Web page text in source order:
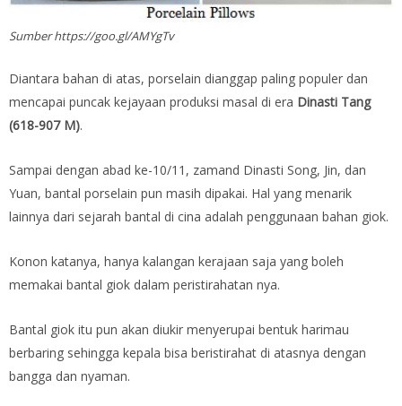
Sumber https://goo.gl/AMYgTv
Diantara bahan di atas, porselain dianggap paling populer dan
mencapai puncak kejayaan produksi masal di era Dinasti Tang
(618-907 M).
Sampai dengan abad ke-10/11, zamand Dinasti Song, Jin, dan
Yuan, bantal porselain pun masih dipakai. Hal yang menarik
lainnya dari sejarah bantal di cina adalah penggunaan bahan giok.
Konon katanya, hanya kalangan kerajaan saja yang boleh
memakai bantal giok dalam peristirahatan nya.
Bantal giok itu pun akan diukir menyerupai bentuk harimau
berbaring sehingga kepala bisa beristirahat di atasnya dengan
bangga dan nyaman.